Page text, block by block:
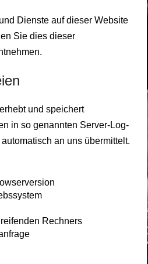
Dienste auf dieser Website
Sie dies dieser
und speichert
in so genannten Server-Log-
an uns übermittelt.
Rechners